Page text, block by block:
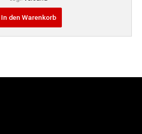
In den Warenkorb